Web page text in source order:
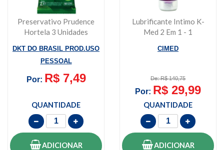
Preservativo Prudence
Hortela 3 Unidades
DKT DO BRASIL PROD.USO
PESSOAL
Por: R$ 7,49
QUANTIDADE
ADICIONAR
Lubrificante Intimo K-
Med 2 Em 1 - 1
CIMED
De: R$ 140,75
Por: R$ 29,99
QUANTIDADE
ADICIONAR